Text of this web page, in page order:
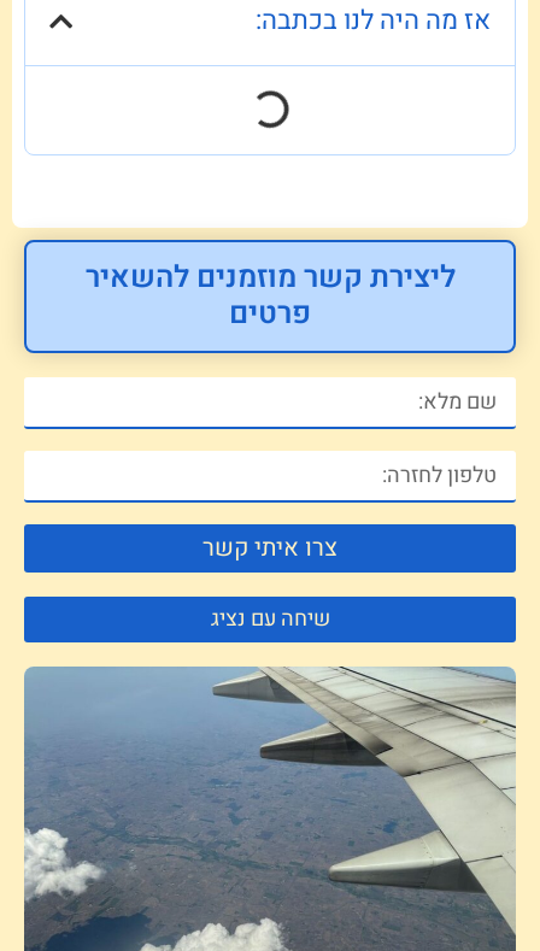
אז מה היה לנו בכתבה:
ליצירת קשר מוזמנים להשאיר
פרטים
צרו איתי קשר
שיחה עם נציג